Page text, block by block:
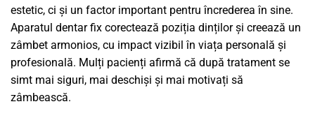
estetic, ci și un factor important pentru încrederea în sine.
Aparatul dentar fix corectează poziția dinților și creează un
zâmbet armonios, cu impact vizibil în viața personală și
profesională. Mulți pacienți afirmă că după tratament se
simt mai siguri, mai deschiși și mai motivați să
zâmbească.